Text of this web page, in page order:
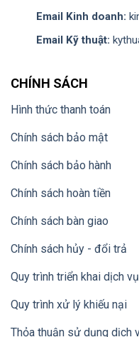
Email Kinh doanh:
Email Kỹ thuật:
CHÍNH SÁCH
Hình thức thanh toán
Chính sách bảo mật
Chính sách bảo hành
Chính sách hoàn tiền
Chính sách bàn giao
Chính sách hủy - đổi trả
Quy trình triển khai dịch vụ
Quy trình xử lý khiếu nại
Thỏa thuận sử dụng dịch